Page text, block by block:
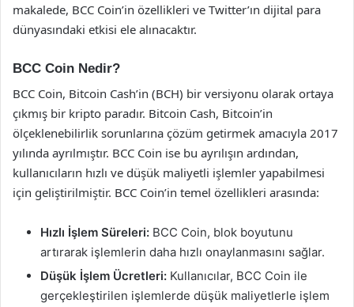
makalede, BCC Coin’in özellikleri ve Twitter’ın dijital para
dünyasındaki etkisi ele alınacaktır.
BCC Coin Nedir?
BCC Coin, Bitcoin Cash’in (BCH) bir versiyonu olarak ortaya
çıkmış bir kripto paradır. Bitcoin Cash, Bitcoin’in
ölçeklenebilirlik sorunlarına çözüm getirmek amacıyla 2017
yılında ayrılmıştır. BCC Coin ise bu ayrılışın ardından,
kullanıcıların hızlı ve düşük maliyetli işlemler yapabilmesi
için geliştirilmiştir. BCC Coin’in temel özellikleri arasında:
Hızlı İşlem Süreleri: BCC Coin, blok boyutunu
artırarak işlemlerin daha hızlı onaylanmasını sağlar.
Düşük İşlem Ücretleri: Kullanıcılar, BCC Coin ile
gerçekleştirilen işlemlerde düşük maliyetlerle işlem